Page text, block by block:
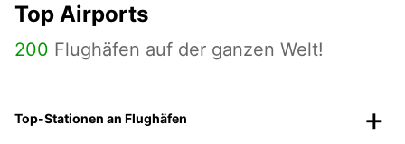
Top Airports
200 Flughäfen auf der ganzen Welt!
Top-Stationen an Flughäfen